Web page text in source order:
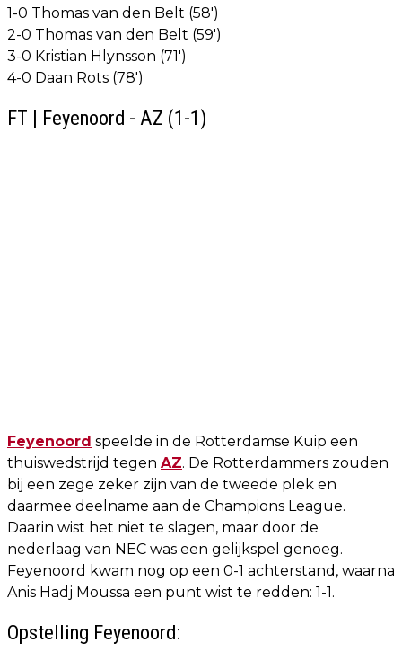
1-0 Thomas van den Belt (58')
2-0 Thomas van den Belt (59')
3-0 Kristian Hlynsson (71')
4-0 Daan Rots (78')
FT | Feyenoord - AZ (1-1)
Feyenoord speelde in de Rotterdamse Kuip een
thuiswedstrijd tegen AZ. De Rotterdammers zouden
bij een zege zeker zijn van de tweede plek en
daarmee deelname aan de Champions League.
Daarin wist het niet te slagen, maar door de
nederlaag van NEC was een gelijkspel genoeg.
Feyenoord kwam nog op een 0-1 achterstand, waarna
Anis Hadj Moussa een punt wist te redden: 1-1.
Opstelling Feyenoord: